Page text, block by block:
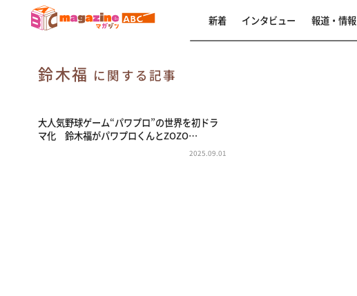
新着 インタビュー 報道・情報
鈴木福 に関する記事
大人気野球ゲーム“パワプロ”の世界を初ドラ
マ化 鈴木福がパワプロくんとZOZO…
2025.09.01